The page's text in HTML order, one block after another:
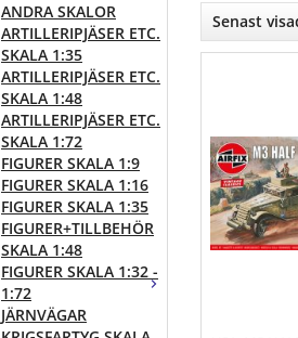
ANDRA SKALOR
ARTILLERIPJÄSER ETC.
SKALA 1:35
ARTILLERIPJÄSER ETC.
SKALA 1:48
ARTILLERIPJÄSER ETC.
SKALA 1:72
FIGURER SKALA 1:9
FIGURER SKALA 1:16
FIGURER SKALA 1:35
FIGURER+TILLBEHÖR
SKALA 1:48
FIGURER SKALA 1:32 -
1:72
JÄRNVÄGAR
Senast